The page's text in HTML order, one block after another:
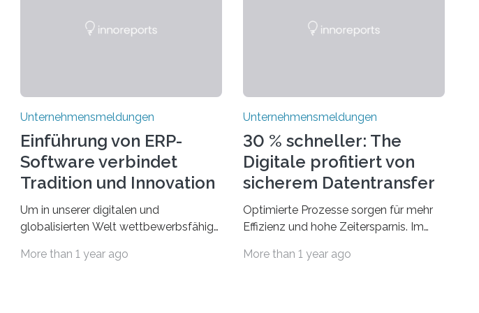
Unternehmensmeldungen
Einführung von ERP-
Software verbindet
Tradition und Innovation
Um in unserer digitalen und
globalisierten Welt wettbewerbsfähig
dem Wandel gehen. Das bedeutet
More than 1 year ago
Unternehmensmeldungen
30 % schneller: The
Digitale profitiert von
sicherem Datentransfer
mit Dropbox
Optimierte Prozesse sorgen für mehr
Effizienz und hohe Zeitersparnis. Im
mehrere Gigabyte Daten das
More than 1 year ago